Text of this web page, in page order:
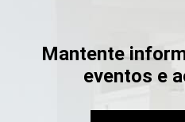
Mantente
eventos e